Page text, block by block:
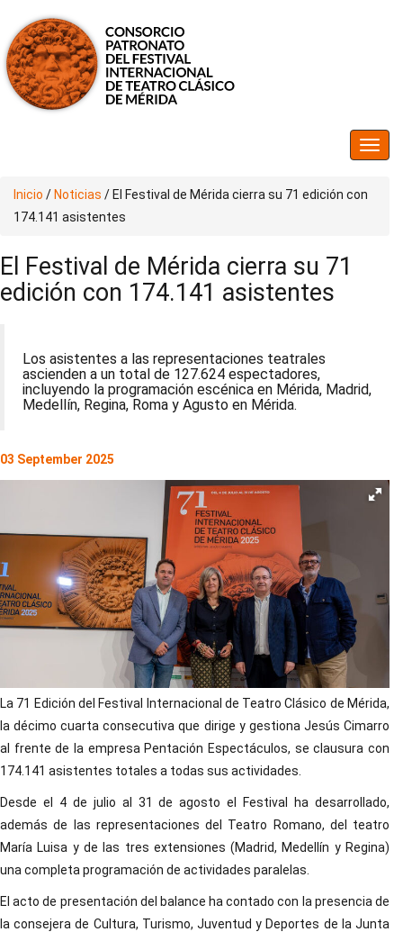
Inicio / Noticias / El Festival de Mérida cierra su 71 edición con
174.141 asistentes
El Festival de Mérida cierra su 71
edición con 174.141 asistentes
Los asistentes a las representaciones teatrales
ascienden a un total de 127.624 espectadores,
incluyendo la programación escénica en Mérida, Madrid,
Medellín, Regina, Roma y Agusto en Mérida.
03 September 2025
La 71 Edición del Festival Internacional de Teatro Clásico de Mérida,
la décimo cuarta consecutiva que dirige y gestiona Jesús Cimarro
al frente de la empresa Pentación Espectáculos, se clausura con
174.141 asistentes totales a todas sus actividades.
Desde el 4 de julio al 31 de agosto el Festival ha desarrollado,
además de las representaciones del Teatro Romano, del teatro
María Luisa y de las tres extensiones (Madrid, Medellín y Regina)
una completa programación de actividades paralelas.
El acto de presentación del balance ha contado con la presencia de
la consejera de Cultura, Turismo, Juventud y Deportes de la Junta